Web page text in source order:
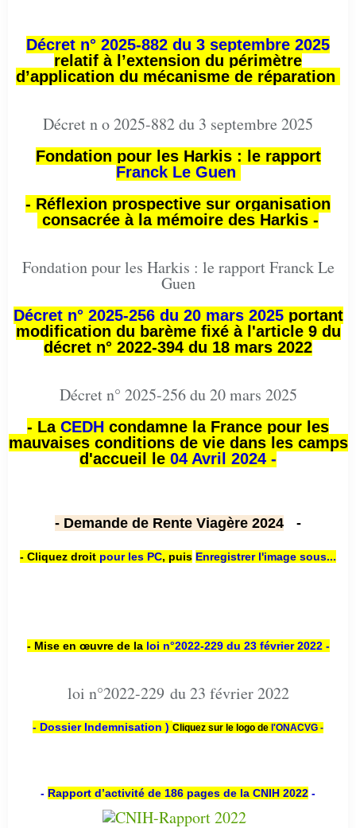
Décret n° 2025-882 du 3 septembre 2025
relatif à l’extension du périmètre
d’application du mécanisme de réparation
Décret n o 2025-882 du 3 septembre 2025
Fondation pour les Harkis : le rapport
Franck Le Guen
- Réflexion prospective sur organisation
consacrée à la mémoire des Harkis -
Fondation pour les Harkis : le rapport Franck Le
Guen
Décret n° 2025-256 du 20 mars 2025portant
modification du barème fixé à l'article 9 du
décret n° 2022-394 du 18 mars 2022
Décret n° 2025-256 du 20 mars 2025
- La CEDH condamne la France pour les
mauvaises conditions de vie dans les camps
d'accueil le 04 Avril 2024 -
- Demande de Rente Viagère 2024 -
- Cliquez droit pour les PC, puis Enregistrer l'image sous...
- Mise en œuvre de la loi n°2022-229 du 23 février 2022 -
loi n°2022-229 du 23 février 2022
- Dossier Indemnisation ) Cliquez sur le logo de l'ONACVG -
- Rapport d’activité de 186 pages de la CNIH 2022 -